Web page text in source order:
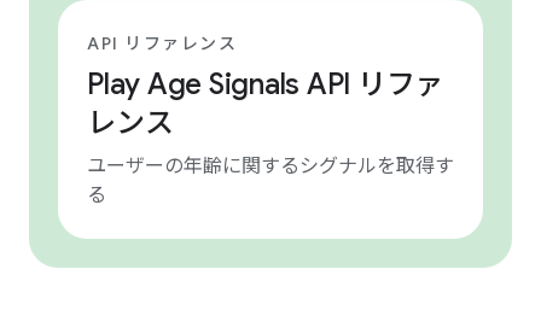
API リファレンス
Play Age Signals API リファ
レンス
ユーザーの年齢に関するシグナルを取得す
る